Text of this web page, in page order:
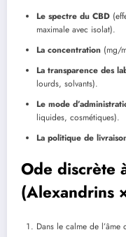
Le spectre du CBD
maximale avec isolat).
La concentration (mg/
La transparence des
lourds, solvants).
Le mode
liquides, cosmétiques).
La politique de
Ode discrète
(Alexandrins
Dans le calme de